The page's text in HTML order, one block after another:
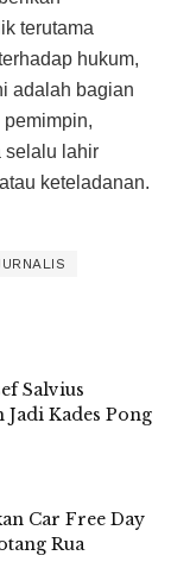
terutama
hukum,
adalah bagian
selalu lahir
keteladanan.
Salvius
Kades Pong
Car Free Day
Rua